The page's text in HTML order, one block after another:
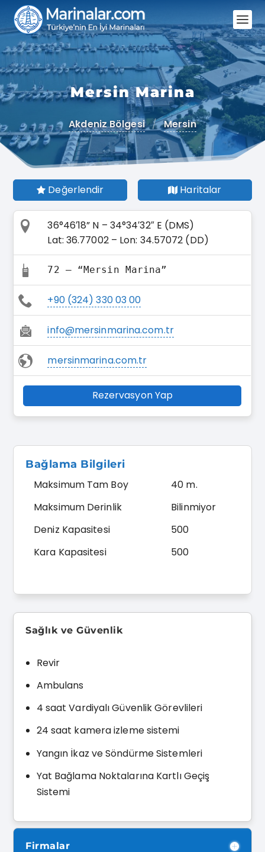
Mersin Marina
Akdeniz Bölgesi / Mersin
Değerlendir Haritalar
36°46′18” N – 34°34′32″ E (DMS)
Lat: 36.77002 – Lon: 34.57072 (DD)
72 – “Mersin Marina”
+90 (324) 330 03 00
info@mersinmarina.com.tr
mersinmarina.com.tr
Rezervasyon Yap
Bağlama Bilgileri
Maksimum Tam Boy
40 m.
Maksimum Derinlik
Bilinmiyor
Deniz Kapasitesi
500
Kara Kapasitesi
500
Sağlık ve Güvenlik
Revir
Ambulans
4 saat Vardiyalı Güvenlik Görevlileri
24 saat kamera izleme sistemi
Yangın İkaz ve Söndürme Sistemleri
Yat Bağlama Noktalarına Kartlı Geçiş
Sistemi
Firmalar